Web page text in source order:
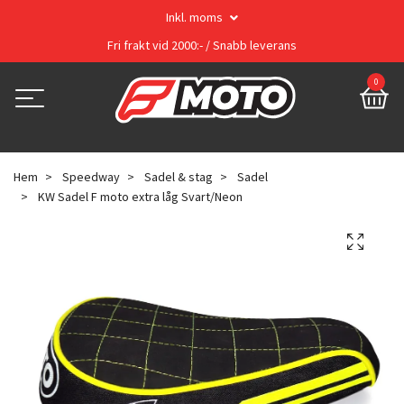
Inkl. moms
Fri frakt vid 2000:- / Snabb leverans
0
Hem Speedway Sadel & stag
Sadel
KW Sadel F moto extra låg Svart/Neon